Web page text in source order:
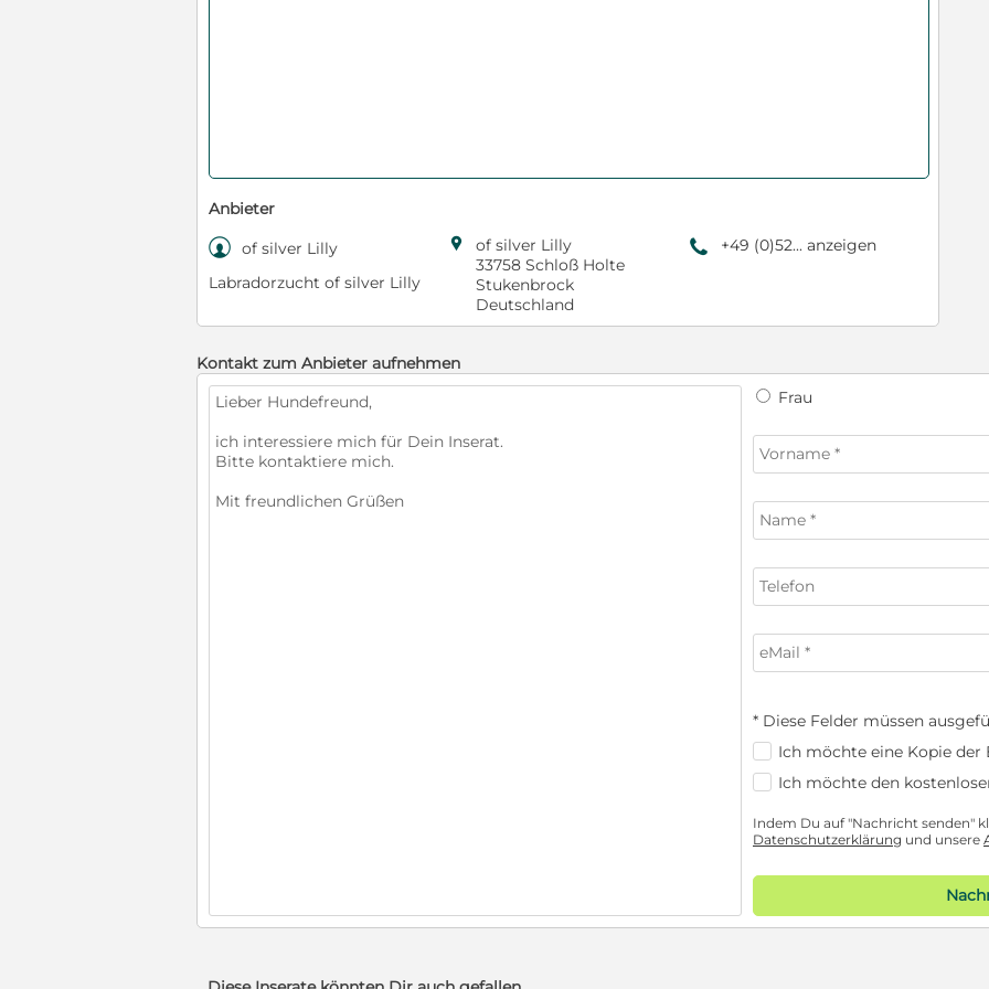
Anbieter
 of silver Lilly
Labradorzucht of silver Lilly

of silver Lilly
33758 Schloß Holte
Stukenbrock
Deutschland
9 +49 (0)52... anzeigen
Kontakt zum Anbieter aufnehmen
Frau
* Diese Felder müssen
Ich möchte eine Kopie der
Ich möchte den
Indem Du auf "Nachricht senden"
Datenschutzerklärung und unsere